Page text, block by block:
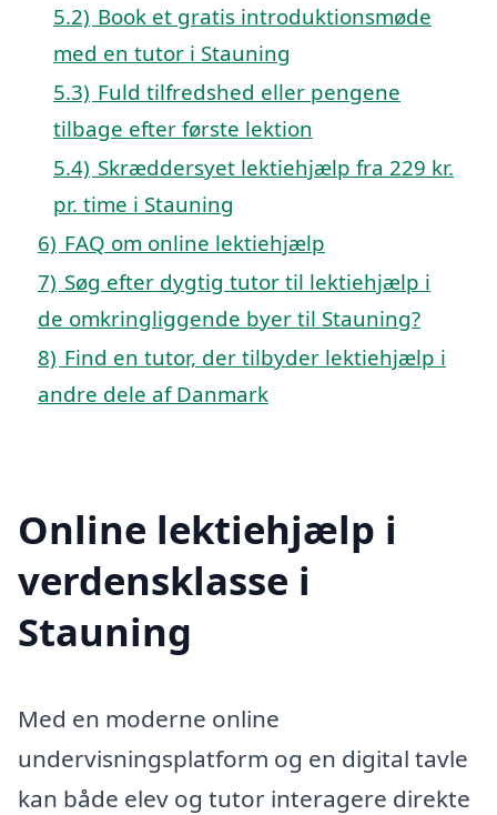
5.2) Book et gratis introduktionsmøde
med en tutor i Stauning
5.3) Fuld tilfredshed eller pengene
tilbage efter første lektion
5.4) Skræddersyet lektiehjælp fra 229 kr.
pr. time i Stauning
6) FAQ om online lektiehjælp
7) Søg efter dygtig tutor til lektiehjælp i
de omkringliggende byer til Stauning?
8) Find en tutor, der tilbyder lektiehjælp i
andre dele af Danmark
Online lektiehjælp i
verdensklasse i
Stauning
Med en moderne online
undervisningsplatform og en digital tavle
kan både elev og tutor interagere direkte